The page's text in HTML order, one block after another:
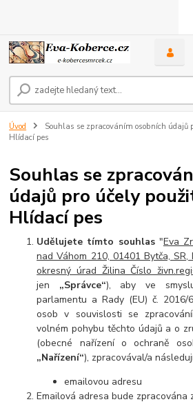
Úvod
Souhlas se zpracováním osobních údajů
Hlídací pes
Souhlas se
údajů pro účely
Hlídací pes
Udělujete tímto souhlas"Eva
nad Váhom 210, 01401 Bytča,
okresný úrad Žilina Číslo
jen „Správce“), aby ve
parlamentu a Rady (EU) č. 2016/
osob v souvislosti se
volném pohybu těchto údajů a o
(obecné nařízení o ochraně
„Nařízení“), zpracovával/a
emailovou adresu
Emailová adresa bude zpracována